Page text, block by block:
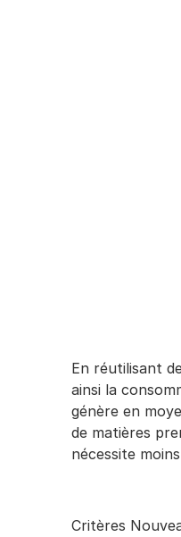
En réutilisant
ainsi la
génère en
de matières
nécessite
Critères